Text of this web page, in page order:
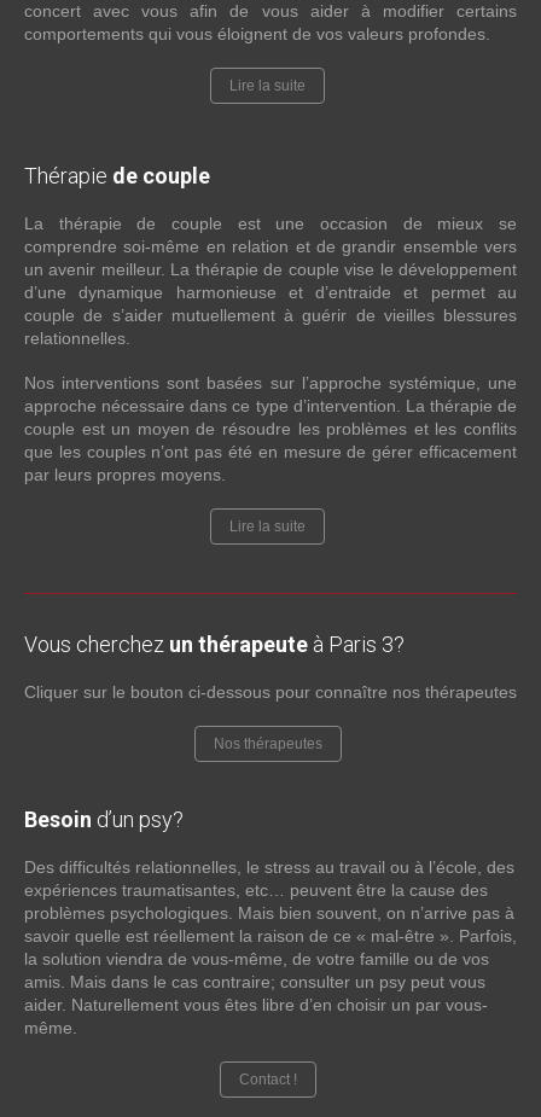
concert avec vous afin de vous aider à modifier certains
comportements qui vous éloignent de vos valeurs profondes.
Lire la suite
Thérapie de couple
La thérapie de couple est une occasion de mieux se
comprendre soi-même en relation et de grandir ensemble vers
un avenir meilleur. La thérapie de couple vise le développement
d’une dynamique harmonieuse et d’entraide et permet au
couple de s’aider mutuellement à guérir de vieilles blessures
relationnelles.
Nos interventions sont basées sur l’approche systémique, une
approche nécessaire dans ce type d’intervention. La thérapie de
couple est un moyen de résoudre les problèmes et les conflits
que les couples n’ont pas été en mesure de gérer efficacement
par leurs propres moyens.
Lire la suite
Vous cherchez un thérapeute à Paris 3?
Cliquer sur le bouton ci-dessous pour connaître nos thérapeutes
Nos thérapeutes
Besoin d’un psy?
Des difficultés relationnelles, le stress au travail ou à l’école, des
expériences traumatisantes, etc… peuvent être la cause des
problèmes psychologiques. Mais bien souvent, on n’arrive pas à
savoir quelle est réellement la raison de ce « mal-être ». Parfois,
la solution viendra de vous-même, de votre famille ou de vos
amis. Mais dans le cas contraire; consulter un psy peut vous
aider. Naturellement vous êtes libre d’en choisir un par vous-
même.
Contact !